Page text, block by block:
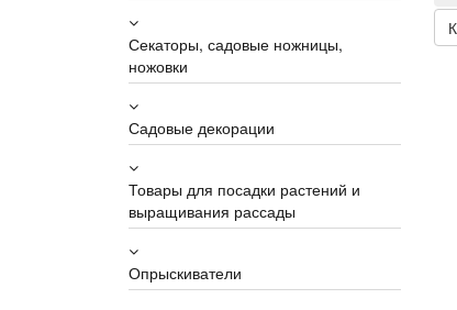
Секаторы, садовые ножницы,
ножовки
Садовые декорации
Товары для посадки растений и
выращивания рассады
Опрыскиватели